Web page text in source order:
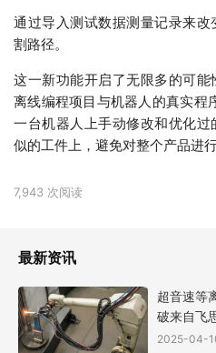
通过导入测试数据测量记录来
割路径。
这一新功能开启了无限多的可
离线编程项目与机器人的真实程
一台机器人上手动修改和优化
似的工件上，避免对整个产品进
7,943 次阅读
最新资讯
超音速等
破来自飞
2025-04-